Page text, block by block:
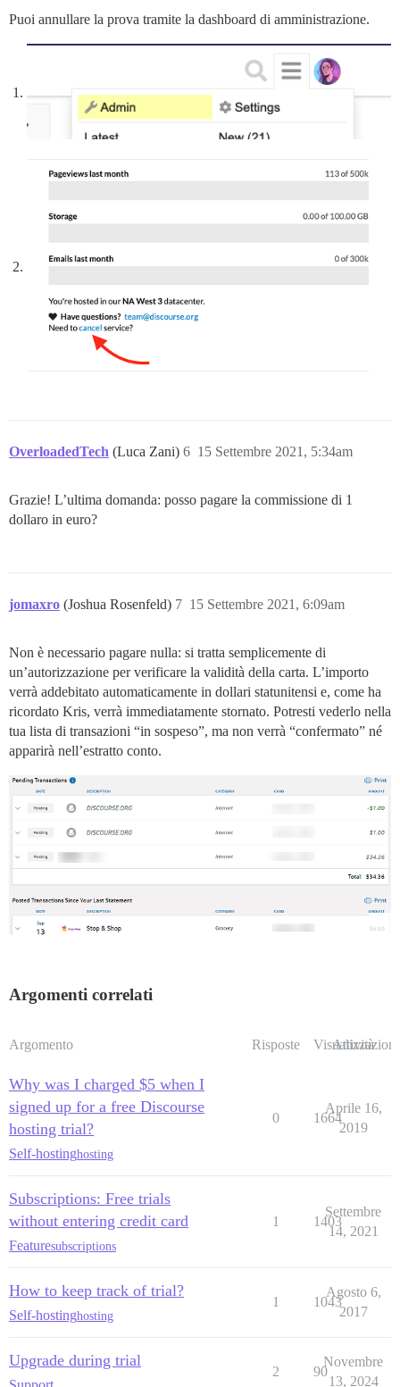
Puoi annullare la prova tramite la dashboard di amministrazione.
OverloadedTech (Luca Zani) 15 Settembre 2021, 5:34am
6
Grazie! L’ultima domanda: posso pagare la commissione di 1
dollaro in euro?
jomaxro (Joshua Rosenfeld) 15 Settembre 2021, 6:09am
7
Non è necessario pagare nulla: si tratta semplicemente di
un’autorizzazione per verificare la validità della carta. L’importo
verrà addebitato automaticamente in dollari statunitensi e, come ha
ricordato Kris, verrà immediatamente stornato. Potresti vederlo nella
tua lista di transazioni “in sospeso”, ma non verrà “confermato” né
apparirà nell’estratto conto.
Argomenti correlati
Argomento Risposte Visualizzazioni
Attività
Why was I charged $5 when I
signed up for a free Discourse
hosting trial?
Self-hostinghosting
0 1664
Aprile 16,
2019
Subscriptions: Free trials
without entering credit card
Featuresubscriptions
1 1403
Settembre
14, 2021
How to keep track of trial?
Self-hostinghosting
1 1043
Agosto 6,
2017
Upgrade during trial
2 90
Novembre
13, 2024